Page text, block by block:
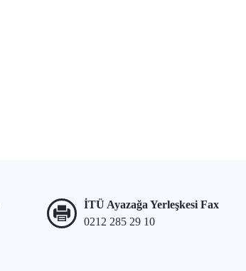
İTÜ Ayazağa Yerleşkesi Fax
0212 285 29 10